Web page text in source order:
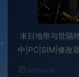
末日地带与世隔
中|PC|SIM|修改
2021-04-10